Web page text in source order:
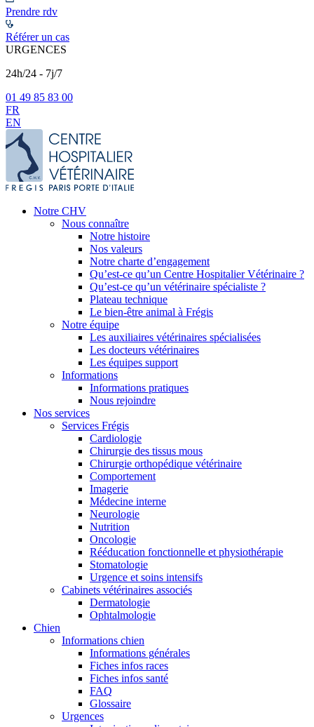
Prendre rdv
Référer un cas
URGENCES
24h/24 - 7j/7
01 49 85 83 00
FR
EN
Notre CHV
Nous connaître
Notre histoire
Nos valeurs
Notre charte d’engagement
Qu’est-ce qu’un Centre Hospitalier Vétérinaire ?
Qu’est-ce qu’un vétérinaire spécialiste ?
Plateau technique
Le bien-être animal à Frégis
Notre équipe
Les auxiliaires vétérinaires spécialisées
Les docteurs vétérinaires
Les équipes support
Informations
Informations pratiques
Nous rejoindre
Nos services
Services Frégis
Cardiologie
Chirurgie des tissus mous
Chirurgie orthopédique vétérinaire
Comportement
Imagerie
Médecine interne
Neurologie
Nutrition
Oncologie
Rééducation fonctionnelle et physiothérapie
Stomatologie
Urgence et soins intensifs
Cabinets vétérinaires associés
Dermatologie
Ophtalmologie
Chien
Informations chien
Informations générales
Fiches infos races
Fiches infos santé
FAQ
Glossaire
Urgences